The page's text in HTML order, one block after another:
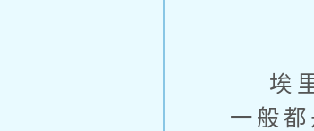
埃里
一般